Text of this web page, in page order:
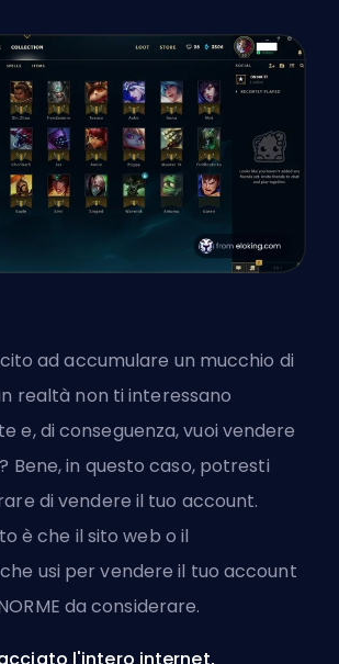
ad accumulare un mucchio di
realtà non ti interessano
e, di conseguenza, vuoi vendere
Bene, in questo caso, potresti
di vendere il tuo account.
è che il sito web o il
usi per vendere il tuo account
da considerare.
l'intero internet,